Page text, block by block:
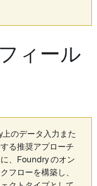
ィール
のデータ入力また
る推奨アプローチ
、Foundry のオン
フローを構築し、